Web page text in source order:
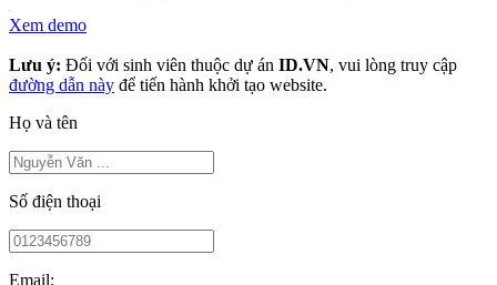
Xem demo
Lưu ý: Đối với sinh viên thuộc dự án ID.VN, vui lòng truy cập
đường dẫn này để tiến hành khởi tạo website.
Họ và tên
Số điện thoại
Email: